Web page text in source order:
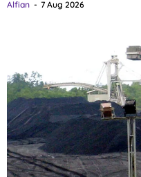
Alfian 7 Aug 2026